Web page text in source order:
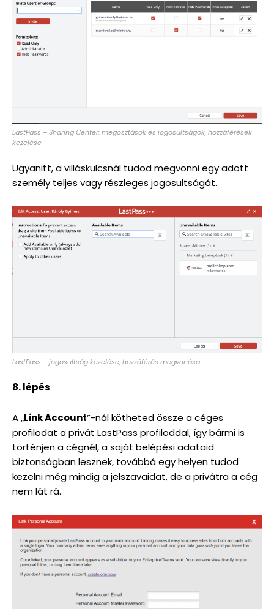
LastPass – Sharing Center: megosztások és jogosultságok, hozzáférések
kezelése
Ugyanitt, a villáskulcsnál tudod megvonni egy adott
személy teljes vagy részleges jogosultságát.
LastPass – jogosultság kezelése, hozzáférés megvonása
8. lépés
A „Link Account”-nál kötheted össze a céges
profilodat a privát LastPass profiloddal, így bármi is
történjen a cégnél, a saját belépési adataid
biztonságban lesznek, továbbá egy helyen tudod
kezelni még mindig a jelszavaidat, de a privátra a cég
nem lát rá.